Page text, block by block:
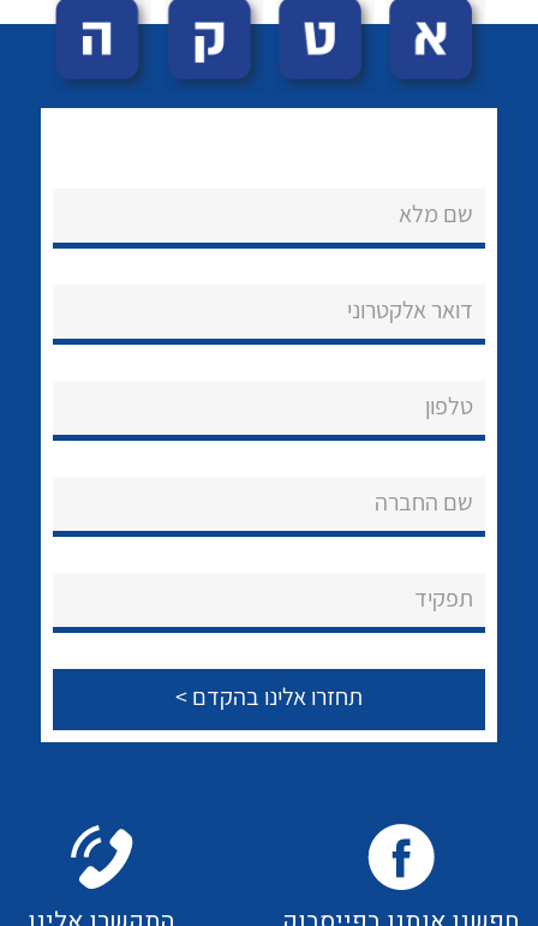
הצוות שלנו
שירותי תמיכה
לכל מוצרי היצרן לכל מוצרי היצרן
שם מלא
דואר אלקטרוני
טלפון
שם החברה
תפקיד